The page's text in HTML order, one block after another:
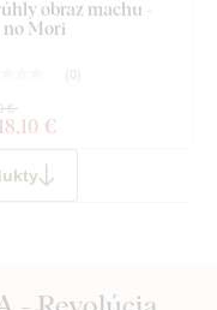
obraz machu -
no Mori
( 0)
18,10 €
€